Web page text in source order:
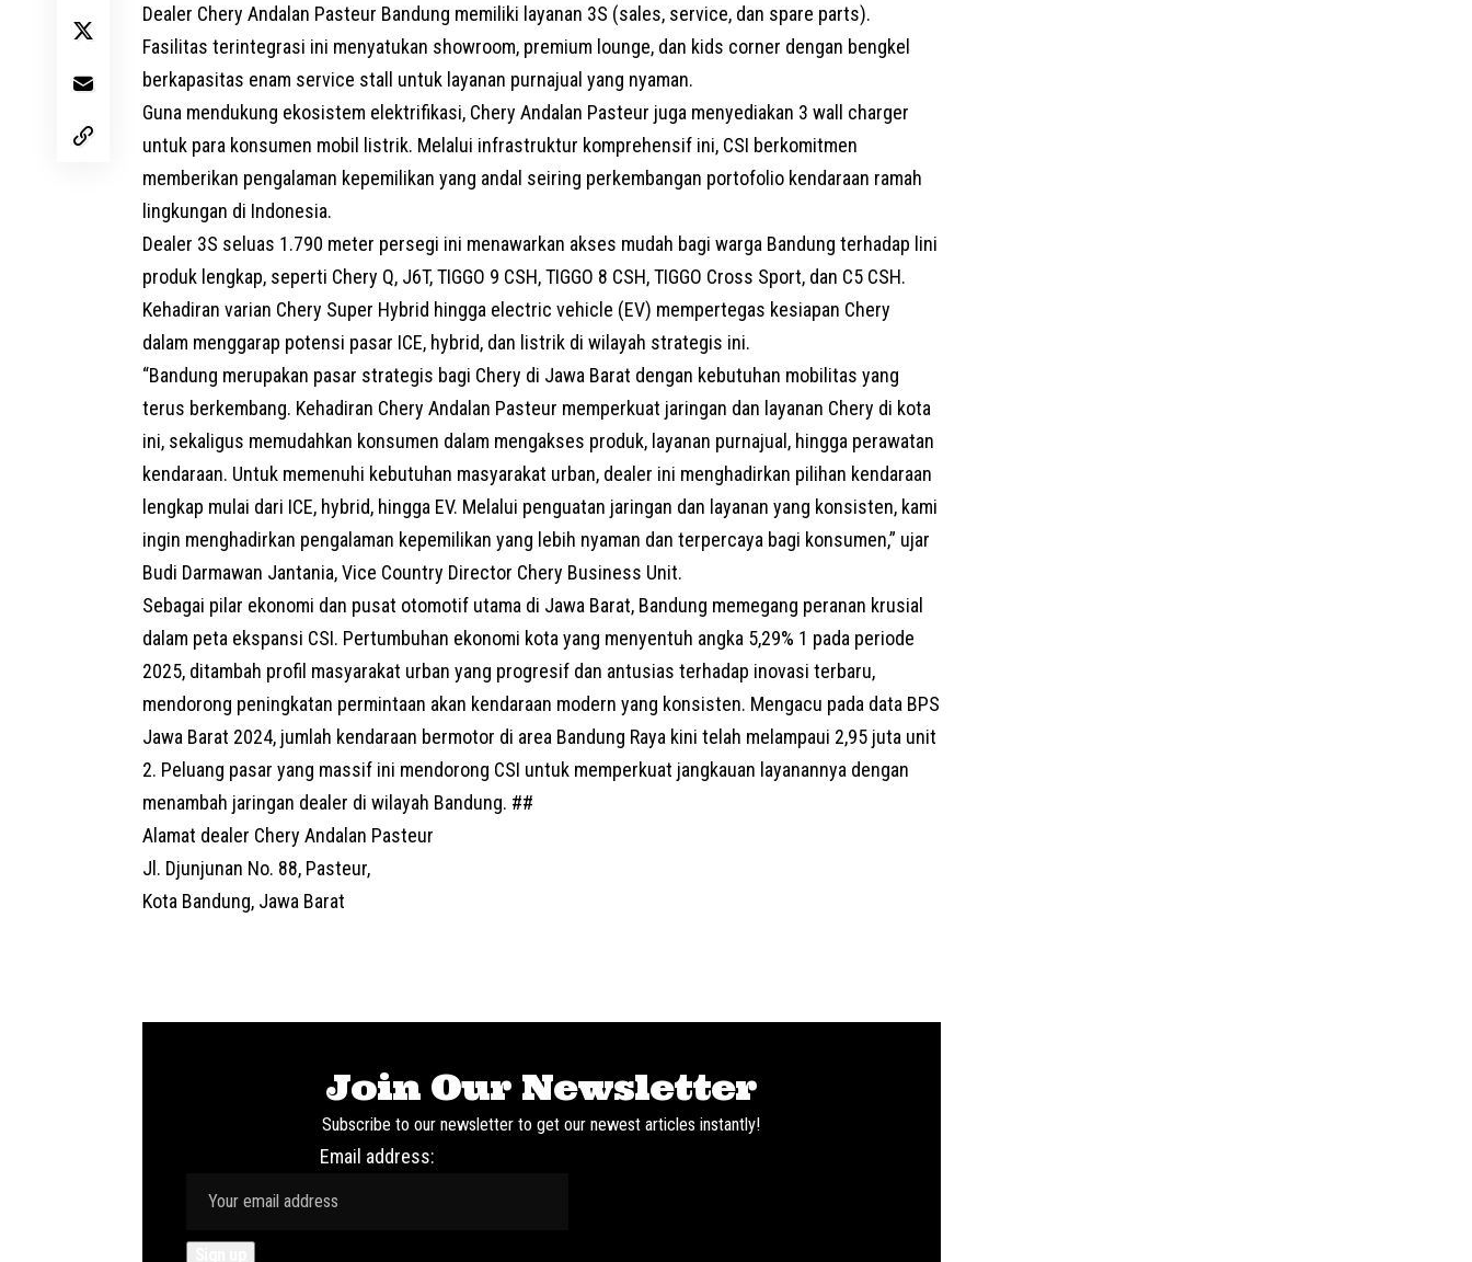
Dealer Chery Andalan Pasteur Bandung memiliki layanan 3S (sales, service, dan spare parts).
Fasilitas terintegrasi ini menyatukan showroom, premium lounge, dan kids corner dengan bengkel
berkapasitas enam service stall untuk layanan purnajual yang nyaman.
Guna mendukung ekosistem elektrifikasi, Chery Andalan Pasteur juga menyediakan 3 wall charger
untuk para konsumen mobil listrik. Melalui infrastruktur komprehensif ini, CSI berkomitmen
memberikan pengalaman kepemilikan yang andal seiring perkembangan portofolio kendaraan ramah
lingkungan di Indonesia.
Dealer 3S seluas 1.790 meter persegi ini menawarkan akses mudah bagi warga Bandung terhadap lini
produk lengkap, seperti Chery Q, J6T, TIGGO 9 CSH,TIGGO 8 CSH, TIGGO Cross Sport, dan C5 CSH.
Kehadiran varian Chery Super Hybrid hingga electric vehicle (EV) mempertegas kesiapan Chery
dalam menggarap potensi pasar ICE, hybrid, dan listrik di wilayah strategis ini.
“Bandung merupakan pasar strategis bagi Chery di Jawa Barat dengan kebutuhan mobilitas yang
terus berkembang. Kehadiran Chery Andalan Pasteur memperkuat jaringan dan layanan Chery di kota
ini, sekaligus memudahkan konsumen dalam mengakses produk, layanan purnajual, hingga perawatan
kendaraan. Untuk memenuhi kebutuhan masyarakat urban, dealer ini menghadirkan pilihan kendaraan
lengkap mulai dari ICE, hybrid, hingga EV. Melalui penguatan jaringan dan layanan yang konsisten, kami
ingin menghadirkan pengalaman kepemilikan yang lebih nyaman dan terpercaya bagi konsumen,” ujar
Budi Darmawan Jantania, Vice Country Director Chery Business Unit.
Sebagai pilar ekonomi dan pusat otomotif utama di Jawa Barat, Bandung memegang peranan krusial
dalam peta ekspansi CSI. Pertumbuhan ekonomi kota yang menyentuh angka 5,29% 1 pada periode
2025, ditambah profil masyarakat urban yang progresif dan antusias terhadap inovasi terbaru,
mendorong peningkatan permintaan akan kendaraan modern yang konsisten. Mengacu pada data BPS
Jawa Barat 2024, jumlah kendaraan bermotor di area Bandung Raya kini telah melampaui 2,95 juta unit
2. Peluang pasar yang massif ini mendorong CSI untuk memperkuat jangkauan layanannya dengan
menambah jaringan dealer di wilayah Bandung. ##
Alamat dealer Chery Andalan Pasteur
Jl. Djunjunan No. 88, Pasteur,
Kota Bandung, Jawa Barat
Join Our Newsletter
Subscribe to our newsletter to get our newest articles instantly!
Email address: